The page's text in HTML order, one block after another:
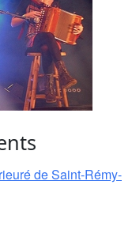
de Saint-Rémy-